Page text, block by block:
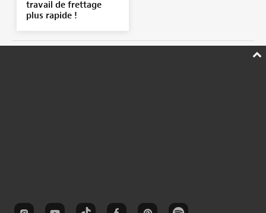
travail de frettage
plus rapide !